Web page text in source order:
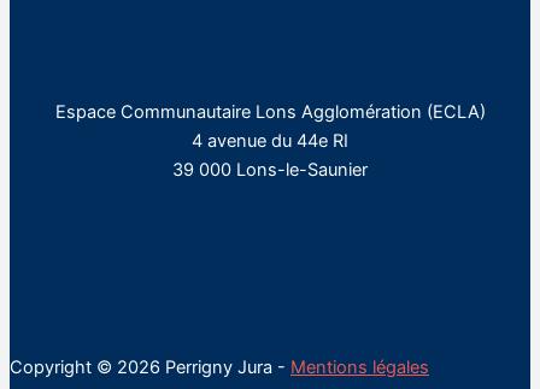
Espace Communautaire Lons Agglomération (ECLA)
4 avenue du 44e RI
39 000 Lons-le-Saunier
Copyright © 2026 Perrigny Jura - Mentions légales